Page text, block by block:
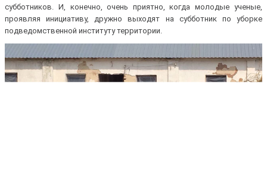
субботников. И, конечно, очень приятно, когда молодые ученые,
проявляя инициативу, дружно выходят на субботник по уборке
подведомственной институту территории.